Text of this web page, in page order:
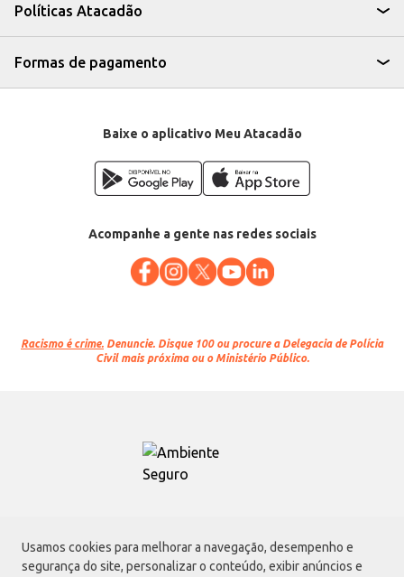
Usamos cookies para melhorar a navegação, desempenho e
segurança do site, personalizar o conteúdo, exibir anúncios e
Políticas Atacadão
Formas de pagamento
Baixe o aplicativo Meu Atacadão
Acompanhe a gente nas redes sociais
Racismo é crime. Denuncie. Disque 100 ou procure a Delegacia de Polícia
Civil mais próxima ou o Ministério Público.
Atacadão S.A.
Avenida Morvan Dias de Figueiredo, 6169, Vila Maria, São Paulo - SP | CEP
02170-901 | CNPJ: 75.315.333/0001-09